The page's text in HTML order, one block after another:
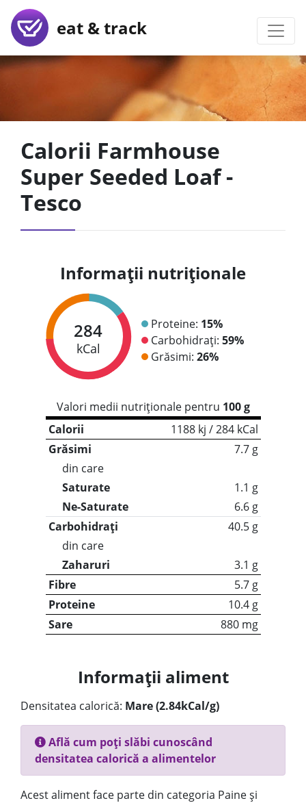
eat & track
Calorii Farmhouse
Super Seeded Loaf -
Tesco
Informații nutriționale
284
kCal
Proteine: 15%
Carbohidrați: 59%
Grăsimi: 26%
Valori medii nutriționale pentru 100 g
Calorii
1188 kj / 284 kCal
Grăsimi
7.7 g
din care
Saturate
1.1 g
Ne-Saturate
6.6 g
Carbohidrați
40.5 g
din care
Zaharuri
3.1 g
Fibre
5.7 g
Proteine
10.4 g
Sare
880 mg
Informații aliment
Densitatea calorică: Mare (2.84kCal/g)
Află cum poți slăbi cunoscând
densitatea calorică a alimentelor
Acest aliment face parte din categoria Paine și